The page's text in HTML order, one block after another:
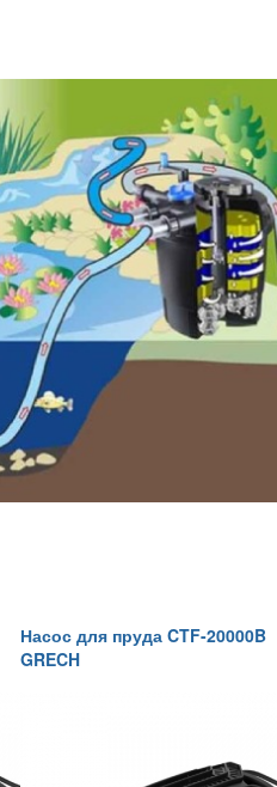
Насос для пруда CTF-20000B
GRECH